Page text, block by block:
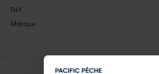
Réf.
Marque